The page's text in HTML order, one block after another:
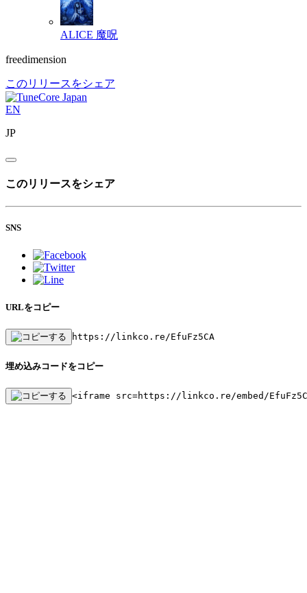
ALICE 魔呪
freedimension
このリリースをシェア
EN
JP
このリリースをシェア
SNS
URLをコピー
https://linkco.re/EfuFz5CA
埋め込みコードをコピー
<iframe src=https://linkco.re/embed/